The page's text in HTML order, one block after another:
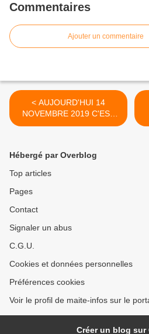
Commentaires
Ajouter un commentaire
< AUJOURD'HUI 14
NOVEMBRE 2019 C'EST
LA JOURNÉE MONDIALE
Hébergé par Overblog
Top articles
Pages
Contact
Signaler un abus
C.G.U.
Cookies et données personnelles
Préférences cookies
Voir le profil de maite-infos sur le
Créer un blog sur